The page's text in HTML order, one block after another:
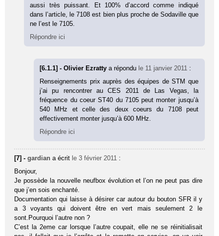
aussi très puissant. Et 100% d’accord comme indiqué
dans l’article, le 7108 est bien plus proche de Sodaville que
ne l’est le 7105.
Répondre ici
[6.1.1] - Olivier Ezrattya répondu le 11 janvier 2011 :
Renseignements prix auprès des équipes de STM que
j’ai pu rencontrer au CES 2011 de Las Vegas, la
fréquence du coeur ST40 du 7105 peut monter jusqu’à
540 MHz et celle des deux coeurs du 7108 peut
effectivement monter jusqu’à 600 MHz.
Répondre ici
[7] -gardian a écrit le 3 février 2011 :
Bonjour,
Je possède la nouvelle neufbox évolution et l’on ne peut pas dire
que j’en sois enchanté.
Documentation qui laisse à désirer car autour du bouton SFR il y
a 3 voyants qui doivent être en vert mais seulement 2 le
sont.Pourquoi l’autre non ?
C’est la 2eme car lorsque l’autre coupait, elle ne se réinitialisait